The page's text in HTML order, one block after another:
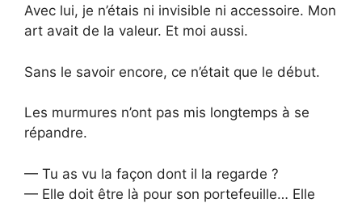
Avec lui, je n’étais ni invisible ni accessoire. Mon
art avait de la valeur. Et moi aussi.
Sans le savoir encore, ce n’était que le début.
Les murmures n’ont pas mis longtemps à se
répandre.
— Tu as vu la façon dont il la regarde ?
— Elle doit être là pour son portefeuille… Elle